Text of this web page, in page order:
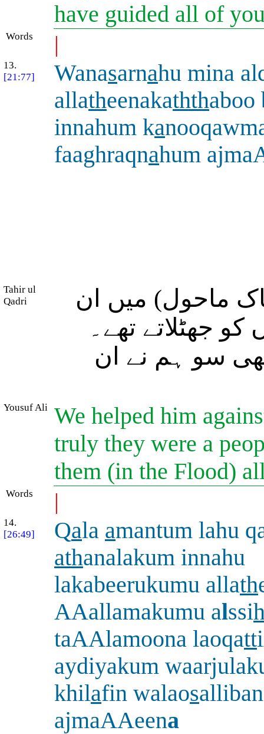
have guided all of
Words |
13.
[21:77]
Wanasarnahu mina
allatheenakaththaboo
innahum ka
faaghraqnahum
Tahir ul
Qadri
ماحول) میں ان
جھٹلاتے تھے۔
سو ہم نے ان
Yousuf Ali We helped him
truly they were a
them (in the Flood)
Words |
14.
[26:49]
Qala amantum lahu
athanalakum innahu
lakabeerukumu allath
AAallamakumu alssi
taAAlamoona laoqatt
aydiyakum
khilafin walaos
ajmaAAeena